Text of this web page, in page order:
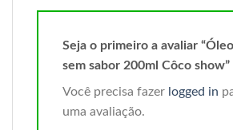
Seja o primeiro a avaliar
sem sabor 200ml Côco show”
Você precisa fazer logged in
uma avaliação.